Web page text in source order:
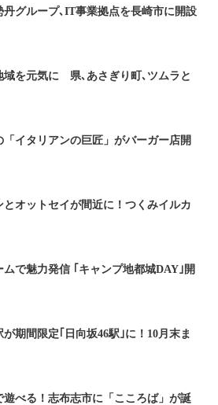
丹グループ､IT事業拠点を長崎市に開設
域を元気に 県､あさぎり町､ツムラと
「イタリアンの巨匠」がバーガー店開
とオットセイが間近に！つくみイルカ
ムで魅力発信 ｢キャンプ地都城DAY｣開
が期間限定｢日向坂46駅｣に！10月末ま
遊べる！志布志市に「こころば」が誕